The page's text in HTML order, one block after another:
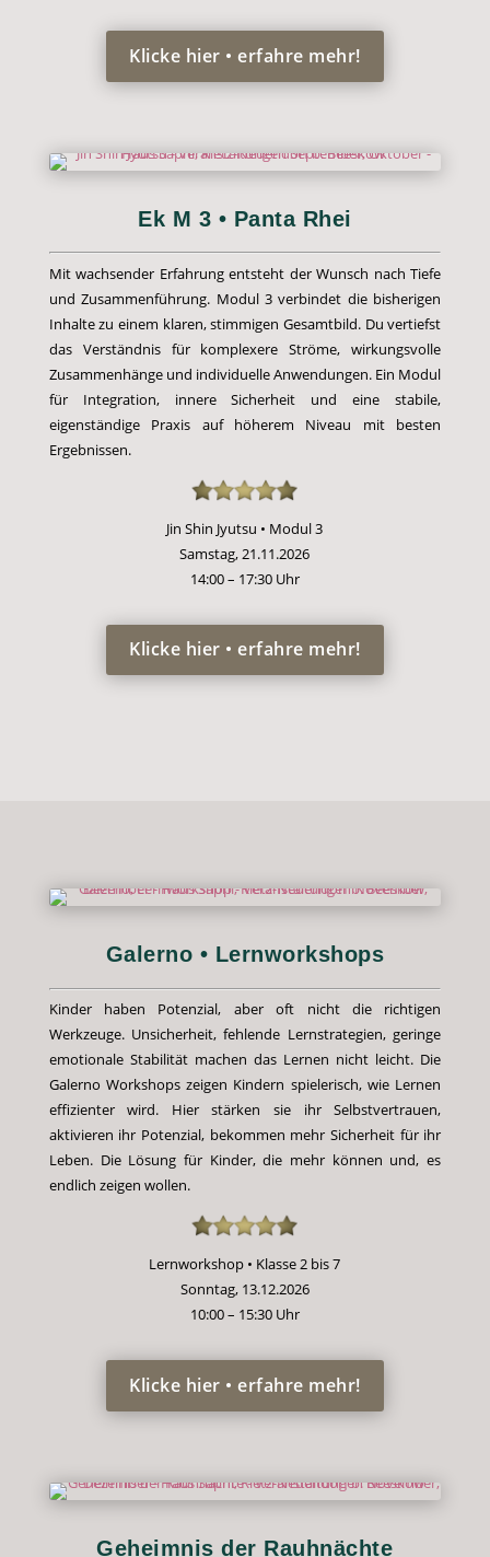
Klicke hier • erfahre mehr!
Ek M 3 • Panta Rhei
Mit wachsender Erfahrung entsteht der Wunsch nach Tiefe
und Zusammenführung. Modul 3 verbindet die bisherigen
Inhalte zu einem klaren, stimmigen Gesamtbild. Du vertiefst
das Verständnis für komplexere Ströme, wirkungsvolle
Zusammenhänge und individuelle Anwendungen. Ein Modul
für Integration, innere Sicherheit und eine stabile,
eigenständige Praxis auf höherem Niveau mit besten
Ergebnissen.
Jin Shin Jyutsu • Modul 3
Samstag, 21.11.2026
14:00 – 17:30 Uhr
Klicke hier • erfahre mehr!
Galerno • Lernworkshops
Kinder haben Potenzial, aber oft nicht die richtigen
Werkzeuge. Unsicherheit, fehlende Lernstrategien, geringe
emotionale Stabilität machen das Lernen nicht leicht. Die
Galerno Workshops zeigen Kindern spielerisch, wie Lernen
effizienter wird. Hier stärken sie ihr Selbstvertrauen,
aktivieren ihr Potenzial, bekommen mehr Sicherheit für ihr
Leben. Die Lösung für Kinder, die mehr können und, es
endlich zeigen wollen.
Lernworkshop • Klasse 2 bis 7
Sonntag, 13.12.2026
10:00 – 15:30 Uhr
Klicke hier • erfahre mehr!
Geheimnis der Rauhnächte